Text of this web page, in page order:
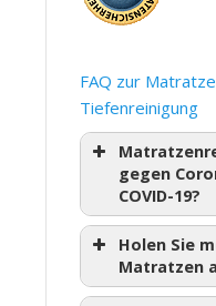
FAQ zur
Tiefenreinigung
gegen
COVID-19?
Holen Sie
Matratzen